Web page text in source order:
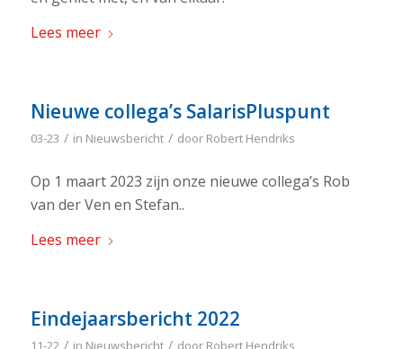
Lees meer
Nieuwe collega’s SalarisPluspunt
03-23 / in Nieuwsbericht / door Robert Hendriks
Op 1 maart 2023 zijn onze nieuwe collega’s Rob
van der Ven en Stefan..
Lees meer
Eindejaarsbericht 2022
11-22 / in Nieuwsbericht / door Robert Hendriks